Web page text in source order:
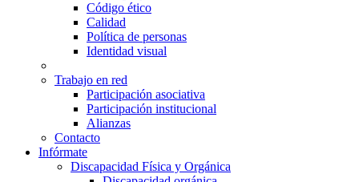
Código ético
Calidad
Política de personas
Identidad visual
Trabajo en red
Participación asociativa
Participación institucional
Alianzas
Contacto
Infórmate
Discapacidad Física y Orgánica